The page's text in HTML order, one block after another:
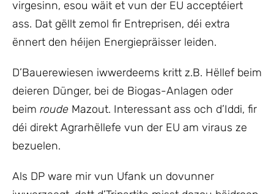
virgesinn, esou wäit et vun der EU acceptéiert
ass. Dat gëllt zemol fir Entreprisen, déi extra
ënnert den héijen Energiepräisser leiden.
D’Bauerewiesen iwwerdeems kritt z.B. Hëllef beim
deieren Dünger, bei de Biogas-Anlagen oder
beim roude Mazout. Interessant ass och d’Iddi, fir
déi direkt Agrarhëllefe vun der EU am viraus ze
bezuelen.
Als DP ware mir vun Ufank un dovunner